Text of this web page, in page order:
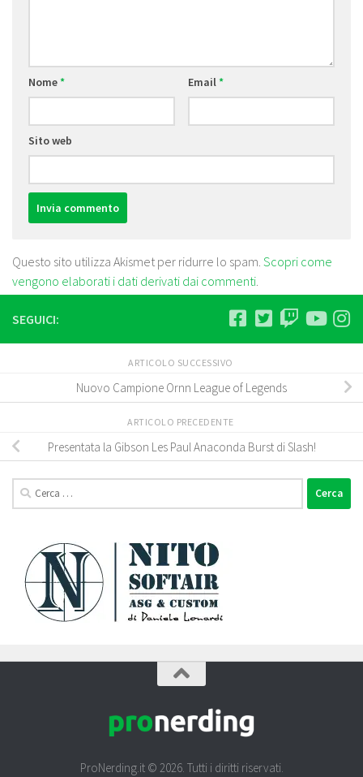
Nome* Email*
Sito web
Questo sito utilizza Akismet per ridurre lo spam. Scopri come
vengono elaborati i dati derivati dai commenti
SEGUICI:
ARTICOLO SUCCESSIVO
Nuovo Campione Ornn League of Legends
ARTICOLO PRECEDENTE
Presentata la Gibson Les Paul Anaconda Burst di Slash!
Ricerca
per:
ProNerding.it © 2026. Tutti i diritti riservati.